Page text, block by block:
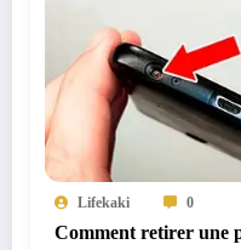
Lifekaki 0
Comment retirer une